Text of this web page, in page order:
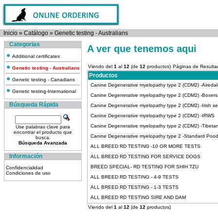
Inicio » Catálogo » Genetic testing - Australians
Categorias
Additional certificates
Genetic testing - Australians
Genetic testing - Canadians
Genetic testing-International
Búsqueda Rápida
Use palabras clave para
encontrar el producto que
busca.
Búsqueda Avanzada
Información
Confidencialidad
Condiciones de uso
A ver que tenemos aqui
Viendo del 1 al 12 (de 12 productos) Páginas de
Productos
Canine Degenerative myelopathy type 2 (CDM2) -
Canine Degenerative myelopathy type 2 (CDM2) -Boxers
Canine Degenerative myelopathy type 2 (CDM2) -Irish
Canine Degenerative myelopathy type 2 (CDM2) -IRWS
Canine Degenerative myelopathy type 2 (CDM2) -
Canine Degenerative myelopathy type 2 -Standard
ALL BREED RD TESTING -10 OR MORE TESTS
ALL BREED RD TESTING FOR SERVICE DOGS
BREED SPECIAL- RD TESTING FOR SHIH TZU
ALL BREED RD TESTING - 4-9 TESTS
ALL BREED RD TESTING - 1-3 TESTS
ALL BREED RD TESTING SIRE AND DAM
Viendo del 1 al 12 (de 12 productos)